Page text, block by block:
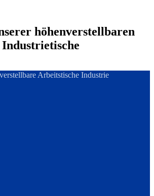
höhenverstellbaren
Industrietische